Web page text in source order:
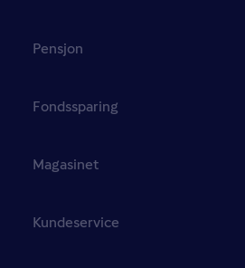
Pensjon
Fondssparing
Magasinet
Kundeservice